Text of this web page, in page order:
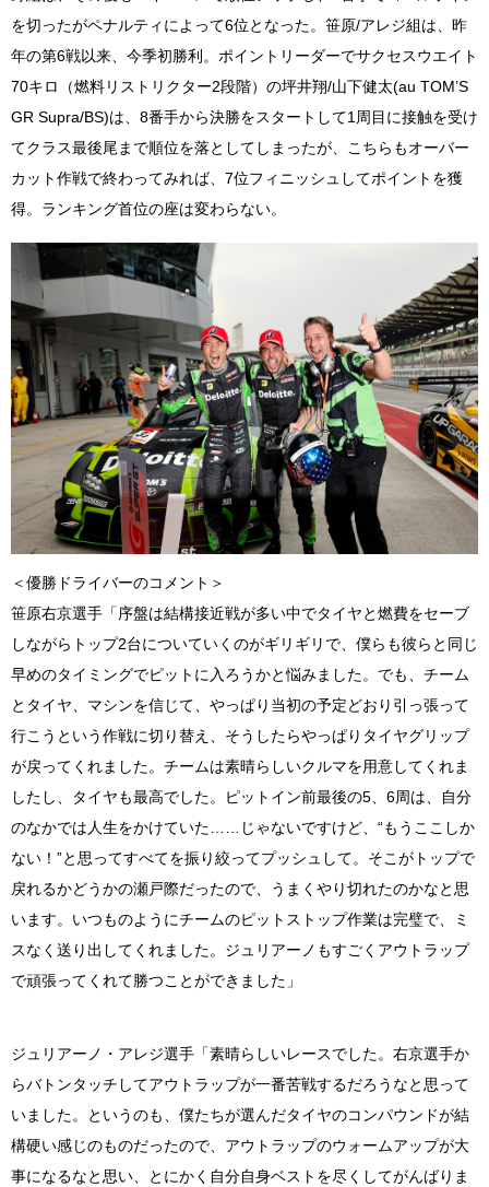
を切ったがペナルティによって6位となった。笹原/アレジ組は、昨
年の第6戦以来、今季初勝利。ポイントリーダーでサクセスウエイト
70キロ（燃料リストリクター2段階）の坪井翔/山下健太(au TOM’S
GR Supra/BS)は、8番手から決勝をスタートして1周目に接触を受け
てクラス最後尾まで順位を落としてしまったが、こちらもオーバー
カット作戦で終わってみれば、7位フィニッシュしてポイントを獲
得。ランキング首位の座は変わらない。
＜優勝ドライバーのコメント＞
笹原右京選手「序盤は結構接近戦が多い中でタイヤと燃費をセーブ
しながらトップ2台についていくのがギリギリで、僕らも彼らと同じ
早めのタイミングでピットに入ろうかと悩みました。でも、チーム
とタイヤ、マシンを信じて、やっぱり当初の予定どおり引っ張って
行こうという作戦に切り替え、そうしたらやっぱりタイヤグリップ
が戻ってくれました。チームは素晴らしいクルマを用意してくれま
したし、タイヤも最高でした。ピットイン前最後の5、6周は、自分
のなかでは人生をかけていた……じゃないですけど、“もうここしか
ない！”と思ってすべてを振り絞ってプッシュして。そこがトップで
戻れるかどうかの瀬戸際だったので、うまくやり切れたのかなと思
います。いつものようにチームのピットストップ作業は完璧で、ミ
スなく送り出してくれました。ジュリアーノもすごくアウトラップ
で頑張ってくれて勝つことができました」
ジュリアーノ・アレジ選手「素晴らしいレースでした。右京選手か
らバトンタッチしてアウトラップが一番苦戦するだろうなと思って
いました。というのも、僕たちが選んだタイヤのコンパウンドが結
構硬い感じのものだったので、アウトラップのウォームアップが大
事になるなと思い、とにかく自分自身ベストを尽くしてがんばりま